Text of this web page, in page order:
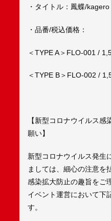
・タイトル：鳳蝶/kagero
・品番/税込価格：
＜TYPE A＞FLO-001 /
＜TYPE B＞FLO-002 /
【新型コロナウイルス
願い】
新型コロナウイルス発生
ましては、細心の注意を
感染拡大防止の趣旨をご
イベント運営において下
す。